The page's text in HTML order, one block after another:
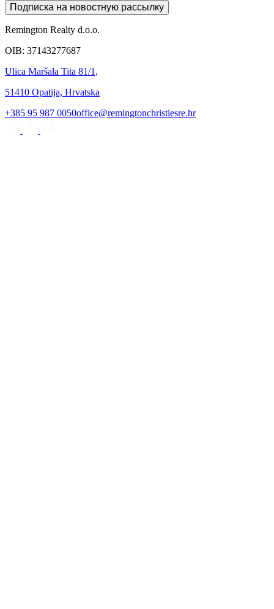
Подписка на новостную рассылку
Remington Realty d.o.o.
OIB: 37143277687
Ulica Maršala Tita 81/1,
51410 Opatija, Hrvatska
+385 95 987 0050office@remingtonchristiesre.hr